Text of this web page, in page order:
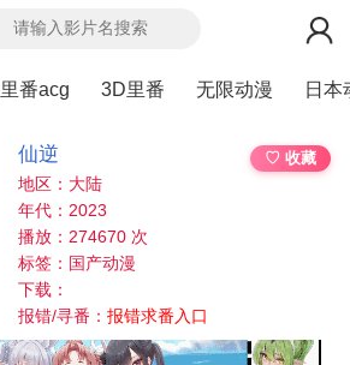
里番acg 3D里番 无限动漫 日本
仙逆
♡ 收藏
地区：大陆
年代：2023
播放：274670 次
标签：国产动漫
下载：
报错/寻番：报错求番入口